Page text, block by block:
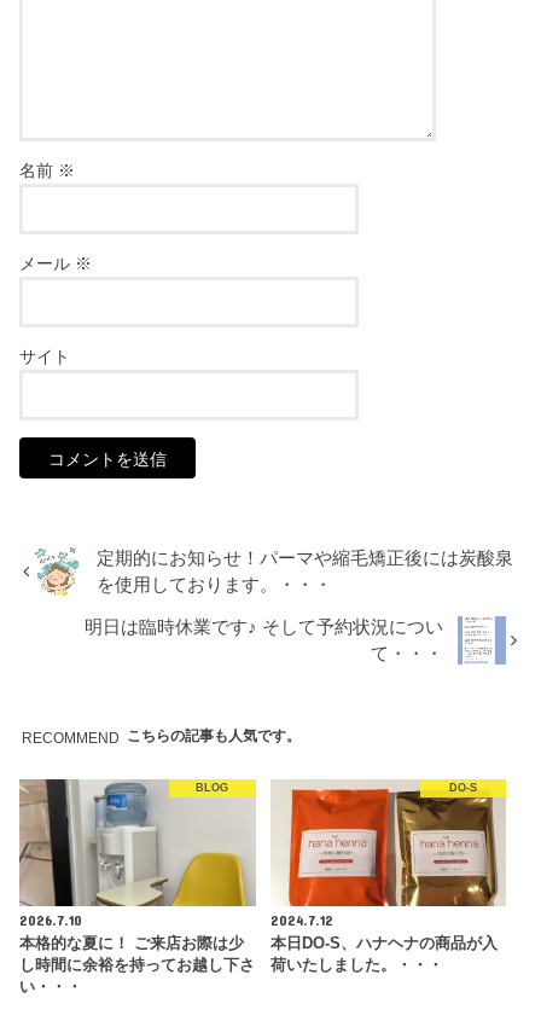
名前 ※
メール ※
サイト
定期的にお知らせ！パーマや縮毛矯正後には炭酸泉
を使用しております。・・・
明日は臨時休業です♪ そして予約状況につい
て・・・
RECOMMEND こちらの記事も人気です。
BLOG
2026.7.10
本格的な夏に！ ご来店お際は少
し時間に余裕を持ってお越し下さ
い・・・
DO-S
2024.7.12
本日DO-S、ハナヘナの商品が入
荷いたしました。・・・